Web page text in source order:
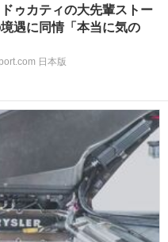
ゥカティの大先輩ストー
遇に同情「本当に気の
日本版